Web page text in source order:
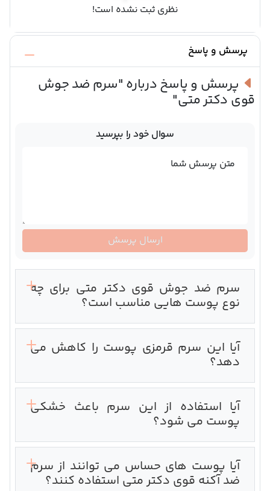
نظری ثبت نشده است!
پرسش و پاسخ
پرسش و پاسخ درباره "سرم ضد جوش
قوی دکتر متی"
سرم ضد جوش قوی دکتر متی برای چه
نوع پوست هایی مناسب است؟
آیا این سرم قرمزی پوست را کاهش می
دهد؟
آیا استفاده از این سرم باعث خشکی
پوست می شود؟
آیا پوست های حساس می توانند از سرم
ضد آکنه قوی دکتر متی استفاده کنند؟
سوال خود را بپرسید
متن پرسش شما
ارسال پرسش